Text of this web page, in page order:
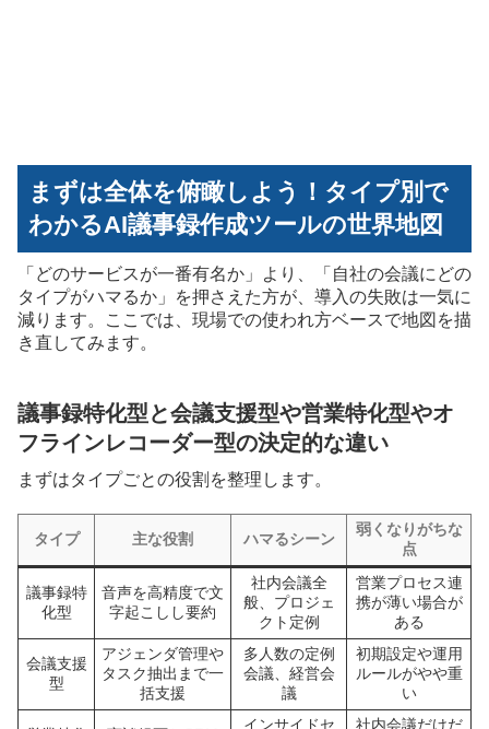
まずは全体を俯瞰しよう！タイプ別で
わかるAI議事録作成ツールの世界地図
「どのサービスが一番有名か」より、「自社の会議にどの
タイプがハマるか」を押さえた方が、導入の失敗は一気に
減ります。ここでは、現場での使われ方ベースで地図を描
き直してみます。
議事録特化型と会議支援型や営業特化型やオ
フラインレコーダー型の決定的な違い
まずはタイプごとの役割を整理します。
タイプ 主な役割 ハマるシーン
弱くなりがちな
点
議事録特
化型
音声を高精度で文
字起こしし要約
社内会議全
般、プロジェ
クト定例
営業プロセス連
携が薄い場合が
ある
会議支援
型
アジェンダ管理や
タスク抽出まで一
括支援
多人数の定例
会議、経営会
議
初期設定や運用
ルールがやや重
い
インサイドセ
社内会議だけだ